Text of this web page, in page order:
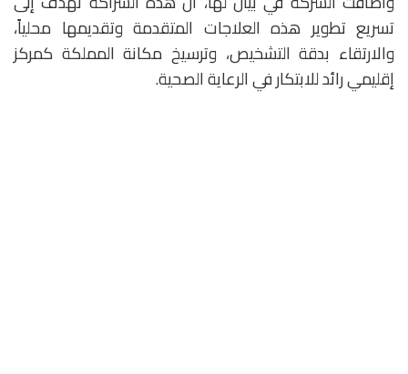
تسريع تطوير هذه العلاجات المتقدمة وتقديمها محلياً،
والارتقاء بدقة التشخيص، وترسيخ مكانة المملكة كمركز
إقليمي رائد للابتكار في الرعاية الصحية.